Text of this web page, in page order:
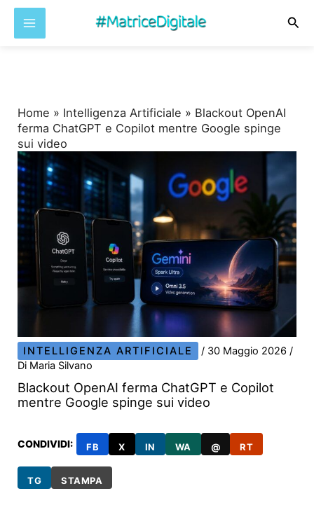
Home » Intelligenza Artificiale » Blackout OpenAI
ferma ChatGPT e Copilot mentre Google spinge
sui video
INTELLIGENZA ARTIFICIALE / 30 Maggio 2026/
Di Maria Silvano
Blackout OpenAI ferma ChatGPT e Copilot
mentre Google spinge sui video
CONDIVIDI: FB X IN WA @ RT
TG STAMPA